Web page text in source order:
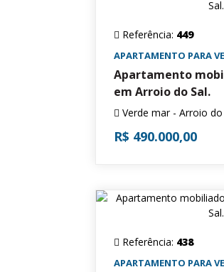
Referência: 449
APARTAMENTO PARA
Apartamento
em Arroio do Sal.
Verde mar - Arroio do
R$ 490.000,00
Referência: 438
APARTAMENTO PARA